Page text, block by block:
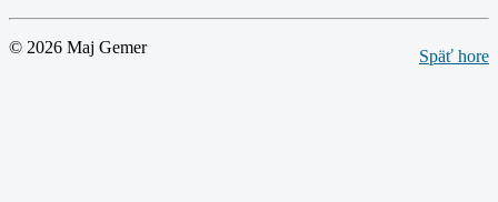
Späť hore
© 2026 Maj Gemer